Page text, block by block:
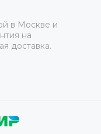
в Москве и
на
доставка.